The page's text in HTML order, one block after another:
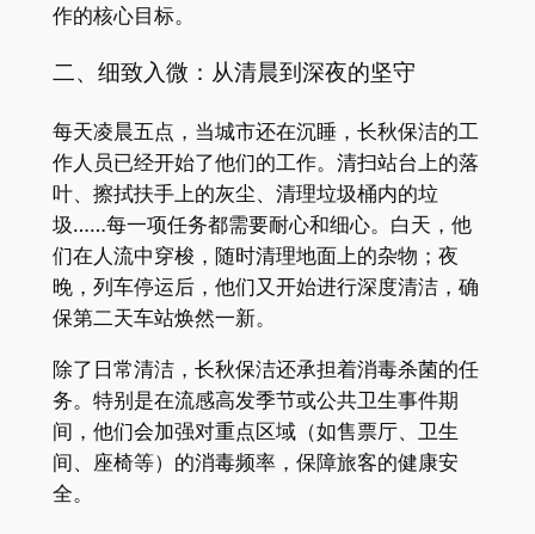
作的核心目标。
二、细致入微：从清晨到深夜的坚守
每天凌晨五点，当城市还在沉睡，长秋保洁的工
作人员已经开始了他们的工作。清扫站台上的落
叶、擦拭扶手上的灰尘、清理垃圾桶内的垃
圾……每一项任务都需要耐心和细心。白天，他
们在人流中穿梭，随时清理地面上的杂物；夜
晚，列车停运后，他们又开始进行深度清洁，确
保第二天车站焕然一新。
除了日常清洁，长秋保洁还承担着消毒杀菌的任
务。特别是在流感高发季节或公共卫生事件期
间，他们会加强对重点区域（如售票厅、卫生
间、座椅等）的消毒频率，保障旅客的健康安
全。